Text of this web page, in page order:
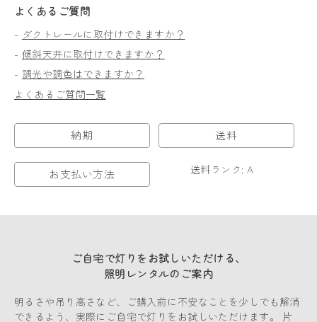
よくあるご質問
- ダクトレールに取付けできますか？
- 傾斜天井に取付けできますか？
- 調光や調色はできますか？
よくあるご質問一覧
納期 送料
お支払い方法 送料ランク: A
ご自宅で灯りをお試しいただける、
照明レンタルのご案内
明るさや吊り高さなど、ご購入前に不安なことを少しでも解消
できるよう、実際にご自宅で灯りをお試しいただけます。 片